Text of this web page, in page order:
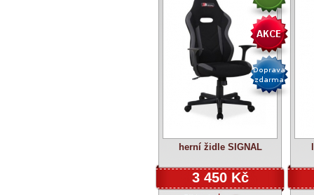
herní židle SIGNAL
3 450 Kč